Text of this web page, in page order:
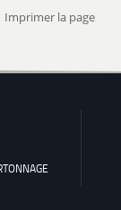
Imprimer la page